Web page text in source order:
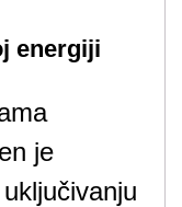
energiji
je